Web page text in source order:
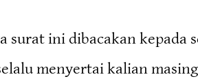
ini dibacakan kepada
menyertai kalian